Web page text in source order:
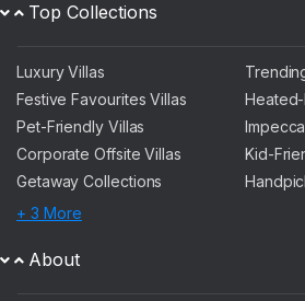
Top Collections
Luxury Villas
Festive Favourites Villas
Pet-Friendly Villas
Corporate Offsite Villas
Kid-
Getaway Collections
+ 3 More
About